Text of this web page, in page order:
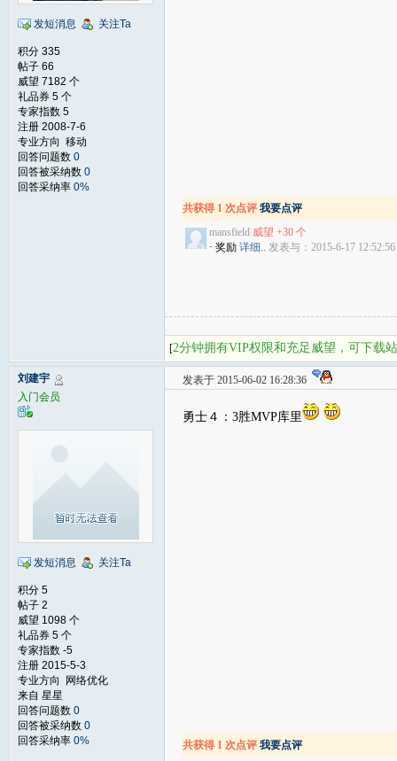
发短消息 关注Ta
积分 335
帖子 66
威望 7182 个
礼品券 5 个
专家指数 5
注册 2008-7-6
专业方向 移动
回答问题数 0
回答被采纳数 0
回答采纳率 0%
共获得 1 次点评 我要点评
mansfield 威望 +30 个
· 奖励 详细.. 发表与：2015-6-17 12:52:56
[2分钟拥有VIP权限和充足威望，可下载
刘建宇
入门会员
发短消息 关注Ta
积分 5
帖子 2
威望 1098 个
礼品券 5 个
专家指数 -5
注册 2015-5-3
专业方向 网络优化
来自 星星
回答问题数 0
回答被采纳数 0
回答采纳率 0%
发表于 2015-06-02 16:28:36
勇士４：3胜MVP库里
共获得 1 次点评 我要点评